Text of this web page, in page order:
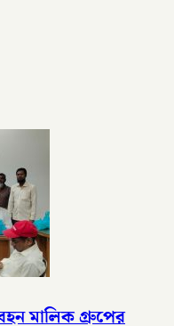
মালিক গ্রুপের